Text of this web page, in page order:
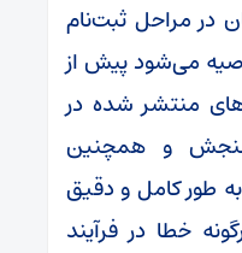
در مراحل ثبت‌نام
می‌شود پیش از
منتشر شده در
و همچنین
طور کامل و دقیق
خطا در فرآیند